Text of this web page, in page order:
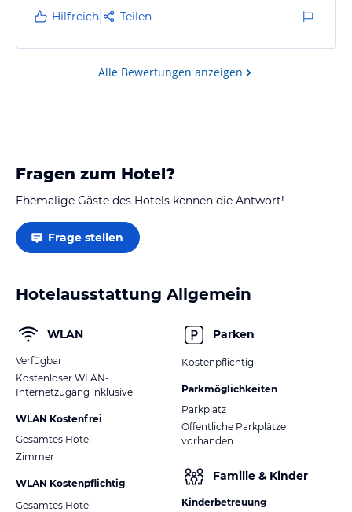
Hilfreich Teilen
Alle Bewertungen anzeigen
Fragen zum Hotel?
Ehemalige Gäste des Hotels kennen die Antwort!
Frage stellen
Hotelausstattung Allgemein
WLAN
Verfügbar
Kostenloser WLAN-
Internetzugang inklusive
WLAN Kostenfrei
Gesamtes Hotel
Zimmer
WLAN Kostenpflichtig
Gesamtes Hotel
Parken
Kostenpflichtig
Parkmöglichkeiten
Parkplatz
Öffentliche Parkplätze
vorhanden
Familie & Kinder
Kinderbetreuung